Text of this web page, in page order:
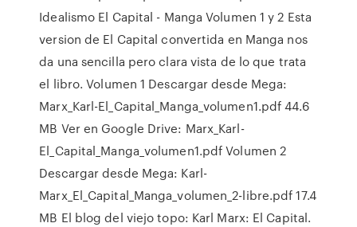
Idealismo El Capital - Manga Volumen 1 y 2 Esta
version de El Capital convertida en Manga nos
da una sencilla pero clara vista de lo que trata
el libro. Volumen 1 Descargar desde Mega:
Marx_Karl-El_Capital_Manga_volumen1.pdf 44.6
MB Ver en Google Drive: Marx_Karl-
El_Capital_Manga_volumen1.pdf Volumen 2
Descargar desde Mega: Karl-
Marx_El_Capital_Manga_volumen_2-libre.pdf 17.4
MB El blog del viejo topo: Karl Marx: El Capital.